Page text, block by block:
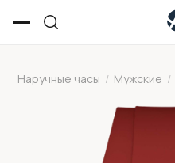
Наручные часы / Мужские /